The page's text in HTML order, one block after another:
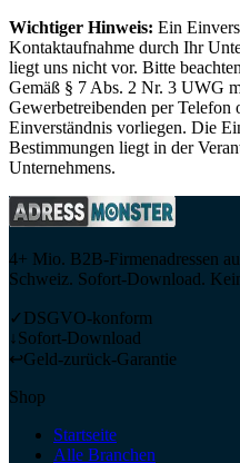
Wichtiger Hinweis: Ein
Kontaktaufnahme durch Ihr
liegt uns nicht vor. Bitte
Gemäß § 7 Abs. 2 Nr. 3 UWG
Gewerbetreibenden per
Einverständnis vorliegen. Die
Bestimmungen liegt in der
Unternehmens.
4+ Mio. B2B-Firmenadressen
Schweiz. Sofort-Download.
✓ DSGVO-konform
↓Sofort-Download
↩Geld-zurück-Garantie
Shop
Startseite
Alle Branchen